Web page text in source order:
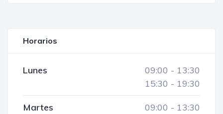
Horarios
Lunes 09:00 - 13:30
15:30 - 19:30
Martes 09:00 - 13:30